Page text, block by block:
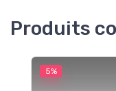
Produits
5%